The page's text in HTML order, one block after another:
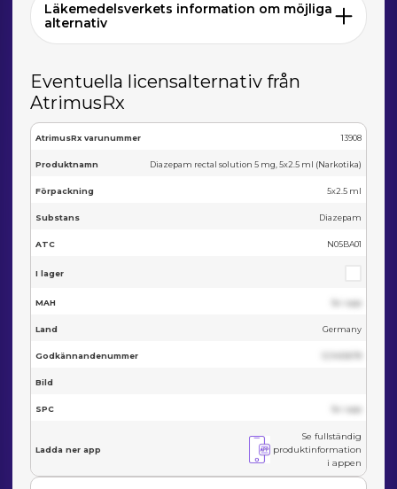
Läkemedelsverkets information om möjliga
alternativ
Eventuella licensalternativ från
AtrimusRx
AtrimusRx varunummer 13908
Produktnamn Diazepam rectal solution 5 mg, 5x2.5 ml (Narkotika)
Förpackning 5x2.5 ml
Substans Diazepam
ATC N05BA01
I lager
MAH Se i app
Land Germany
Godkännandenummer
Bild
SPC Se i app
Ladda ner app
Se fullständig
produktinformation
i appen